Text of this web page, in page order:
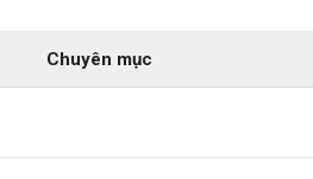
Chuyên mục